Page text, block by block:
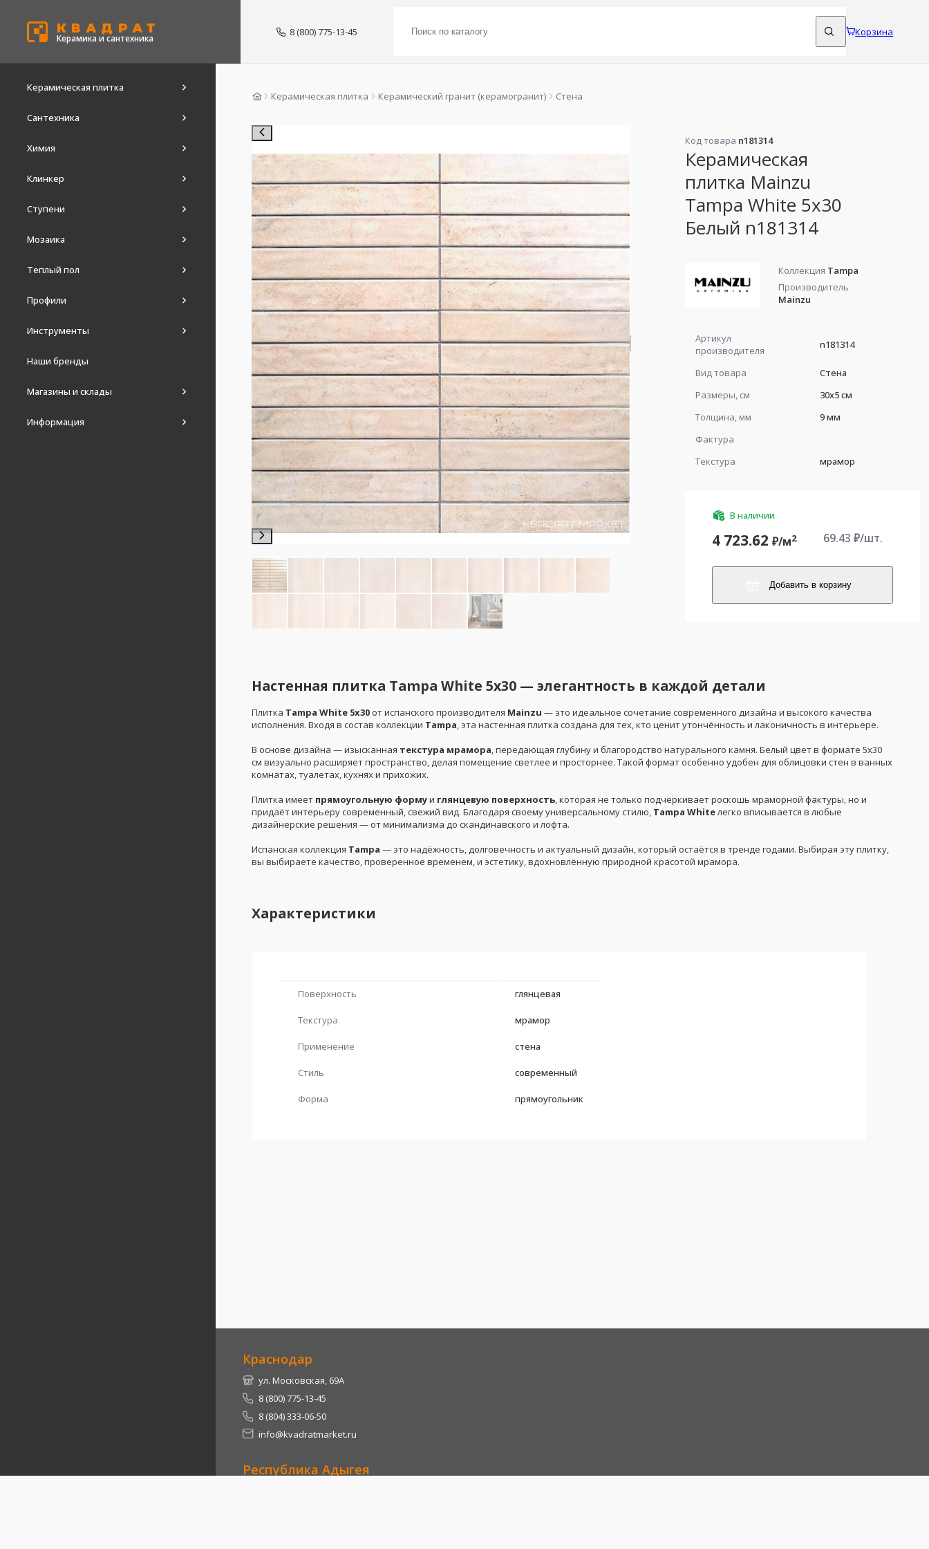
КВАДРАТ
Керамика и сантехника
8 (800) 775-13-45 Корзина
Керамическая плитка
Сантехника
Химия
Клинкер
Ступени
Мозаика
Теплый пол
Профили
Инструменты
Наши бренды
Магазины и склады
Информация
Керамическая плитка Керамический гранит (керамогранит) Стена
Код товара n181314
Керамическая
плитка Mainzu
Tampa White 5x30
Белый n181314
Коллекция Tampa
Производитель
Mainzu
Артикул
производителя
n181314
Вид товара
Стена
Размеры, см
30x5 см
Толщина, мм
9 мм
Фактура
Текстура
мрамор
В наличии
4 723.62 ₽/м2 69.43 ₽/шт.
Добавить в корзину
Настенная плитка Tampa White 5x30 — элегантность в каждой детали
Плитка Tampa White 5x30 от испанского производителя Mainzu — это идеальное сочетание современного дизайна и высокого качества
исполнения. Входя в состав коллекции Tampa, эта настенная плитка создана для тех, кто ценит утончённость и лаконичность в интерьере.
В основе дизайна — изысканная текстура мрамора, передающая глубину и благородство натурального камня. Белый цвет в формате 5x30
см визуально расширяет пространство, делая помещение светлее и просторнее. Такой формат особенно удобен для облицовки стен в ванных
комнатах, туалетах, кухнях и прихожих.
Плитка имеет прямоугольную формуи глянцевую поверхность, которая не только подчёркивает роскошь мраморной фактуры, но и
придаёт интерьеру современный, свежий вид. Благодаря своему универсальному стилю, Tampa Whiteлегко вписывается в любые
дизайнерские решения — от минимализма до скандинавского и лофта.
Испанская коллекция Tampa — это надёжность, долговечность и актуальный дизайн, который остаётся в тренде годами. Выбирая эту плитку,
вы выбираете качество, проверенное временем, и эстетику, вдохновлённую природной красотой мрамора.
Характеристики
Поверхность глянцевая
Текстура мрамор
Применение стена
Стиль современный
Форма прямоугольник
Краснодар
ул. Московская, 69А
8 (800) 775-13-45
8 (804) 333-06-50
info@kvadratmarket.ru
Республика Адыгея